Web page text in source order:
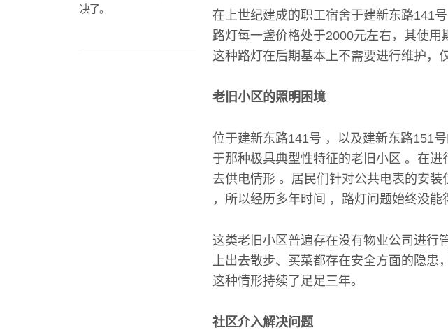
决了。
在上世纪建成的职工宿舍于建新东路141
路灯每一盏价格处于2000元左右，其使用
这种路灯在后期基本上不需要进行维护，
老旧小区的照明困境
位于建新东路141号 ，以及建新东路151
于那种极具典型性特征的老旧小区 。在
去供电情形 。居民们针对公共电表的安
，所以经历多年时间 ，路灯问题始终没能
这类老旧小区普遍存在没有物业公司进行
上出去散步、买菜都存在安全方面的隐患
这种情形持续了足足三年。
社区介入解决问题